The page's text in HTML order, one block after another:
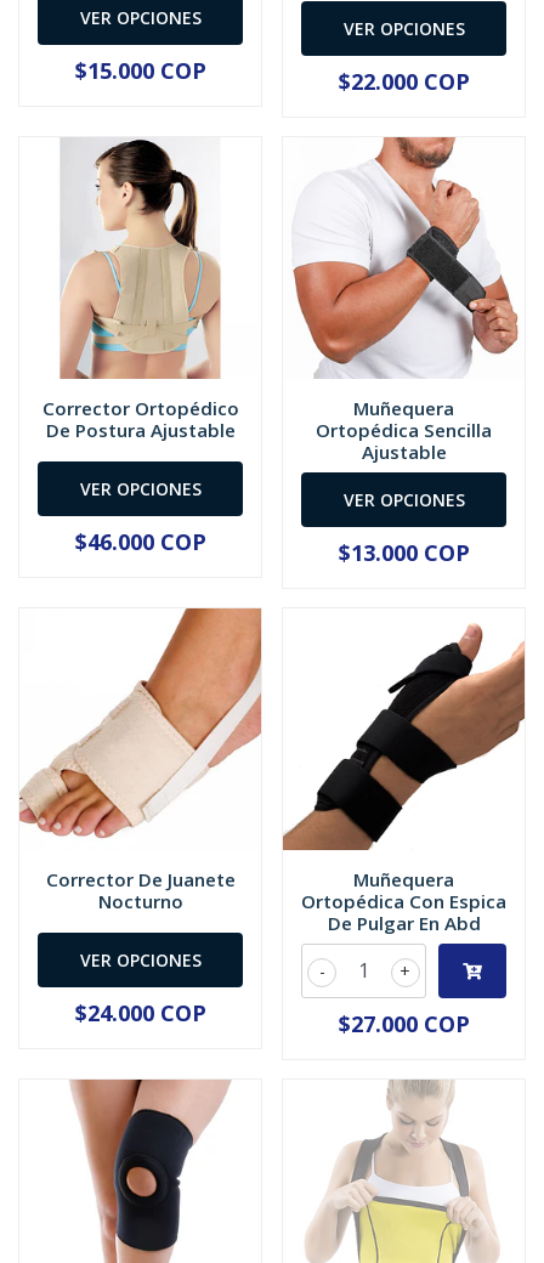
VER OPCIONES
$15.000 COP
VER OPCIONES
$22.000 COP
Corrector Ortopédico
De Postura Ajustable
VER OPCIONES
$46.000 COP
Muñequera
Ortopédica Sencilla
Ajustable
VER OPCIONES
$13.000 COP
Corrector De Juanete
Nocturno
VER OPCIONES
$24.000 COP
Muñequera
Ortopédica Con Espica
De Pulgar En Abd
+
-
$27.000 COP